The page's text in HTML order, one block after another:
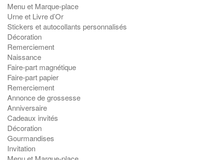
Menu et Marque-place
Urne et Livre d’Or
Stickers et autocollants personnalisés
Décoration
Remerciement
Naissance
Faire-part magnétique
Faire-part papier
Remerciement
Annonce de grossesse
Anniversaire
Cadeaux invités
Décoration
Gourmandises
Invitation